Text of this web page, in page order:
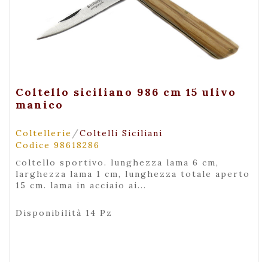
+ Visualizza
Coltello siciliano 986 cm 15 ulivo
manico
Coltellerie /Coltelli Siciliani
Codice 98618286
coltello sportivo. lunghezza lama 6 cm,
larghezza lama 1 cm, lunghezza totale aperto
15 cm. lama in acciaio ai...
Disponibilità 14 Pz